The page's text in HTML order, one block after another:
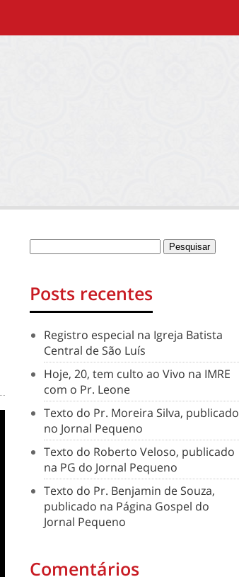
Posts recentes
Registro especial na Igreja Batista
Central de São Luís
Hoje, 20, tem culto ao Vivo na IMRE
com o Pr. Leone
Texto do Pr. Moreira Silva, publicado
no Jornal Pequeno
Texto do Roberto Veloso, publicado
na PG do Jornal Pequeno
Texto do Pr. Benjamin de Souza,
publicado na Página Gospel do
Jornal Pequeno
Comentários